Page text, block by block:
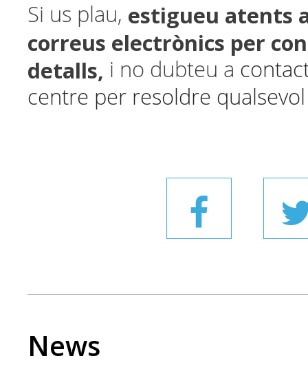
Si us plau, estigueu atents
correus electrònics per
detalls, i no dubteu a
centre per resoldre
News